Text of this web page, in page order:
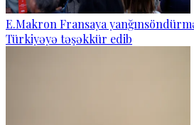
E.Makron Fransaya
Türkiyəyə təşəkkür edib